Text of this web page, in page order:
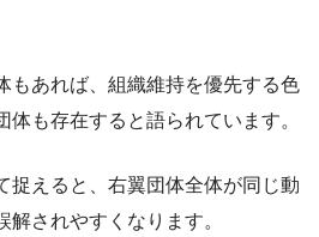
もあれば、組織維持を優先する色
も存在すると語られています。
捉えると、右翼団体全体が同じ動
されやすくなります。